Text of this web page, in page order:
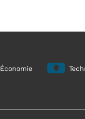
Économie